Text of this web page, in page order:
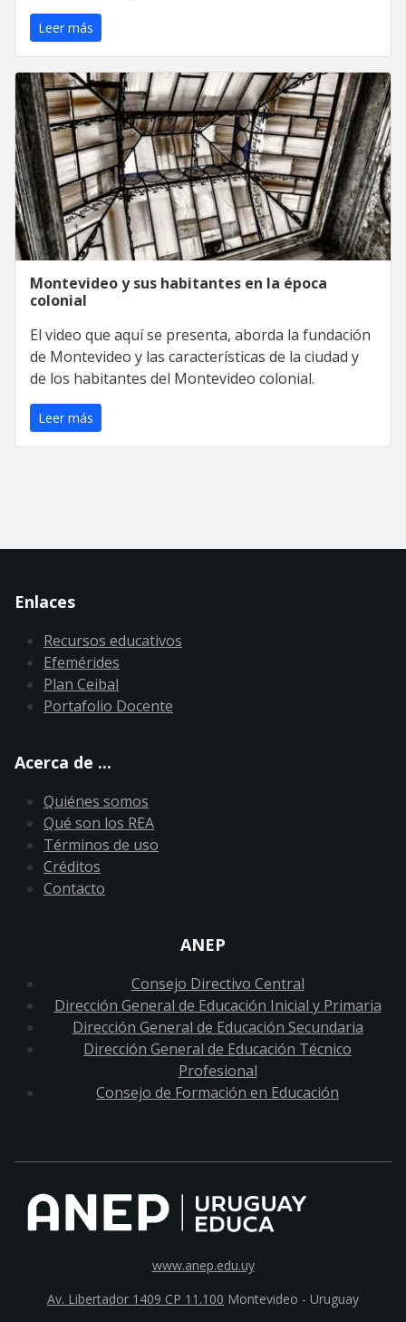
Leer más
Montevideo y sus habitantes en la época
colonial
El video que aquí se presenta, aborda la fundación
de Montevideo y las características de la ciudad y
de los habitantes del Montevideo colonial.
Leer más
Enlaces
Recursos educativos
Efemérides
Plan Ceibal
Portafolio Docente
Acerca de ...
Quiénes somos
Qué son los REA
Términos de uso
Créditos
Contacto
ANEP
Consejo Directivo Central
Dirección General de Educación Inicial y Primaria
Dirección General de Educación Secundaria
Dirección General de Educación Técnico
Profesional
Consejo de Formación en Educación
www.anep.edu.uy
Av. Libertador 1409 CP 11.100 Montevideo - Uruguay